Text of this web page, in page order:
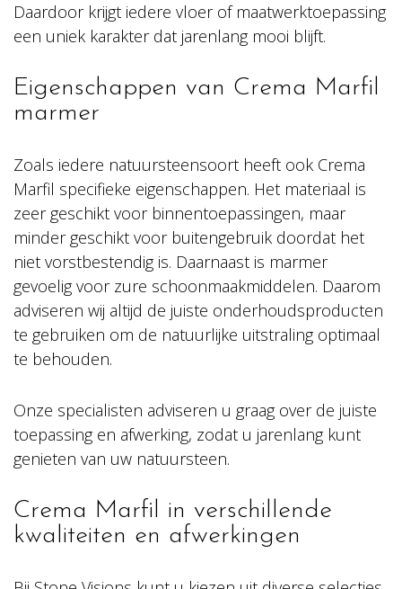
Daardoor krijgt iedere vloer of maatwerktoepassing
een uniek karakter dat jarenlang mooi blijft.
Eigenschappen van Crema Marfil
marmer
Zoals iedere natuursteensoort heeft ook Crema
Marfil specifieke eigenschappen. Het materiaal is
zeer geschikt voor binnentoepassingen, maar
minder geschikt voor buitengebruik doordat het
niet vorstbestendig is. Daarnaast is marmer
gevoelig voor zure schoonmaakmiddelen. Daarom
adviseren wij altijd de juiste onderhoudsproducten
te gebruiken om de natuurlijke uitstraling optimaal
te behouden.
Onze specialisten adviseren u graag over de juiste
toepassing en afwerking, zodat u jarenlang kunt
genieten van uw natuursteen.
Crema Marfil in verschillende
kwaliteiten en afwerkingen